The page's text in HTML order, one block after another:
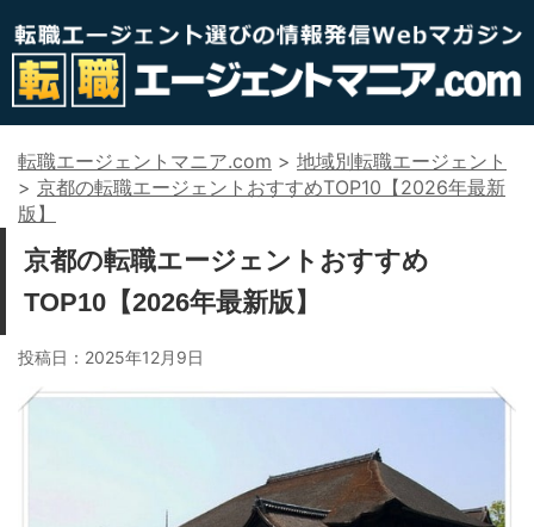
転職エージェントマニア.com > 地域別転職エージェント
> 京都の転職エージェントおすすめTOP10【2026年最新
版】
京都の転職エージェントおすすめ
TOP10【2026年最新版】
投稿日： 2025年12月9日